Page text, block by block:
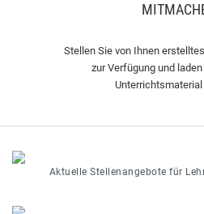
Stellen Sie von Ihnen
zur Verfügung und
Unterrichtsmaterial
Aktuelle Stellenangebote für